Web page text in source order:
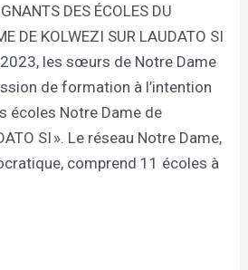
DES ÉCOLES DU
DE KOLWEZI SUR LAUDATO SI
les sœurs de Notre Dame
de formation à l’intention
écoles Notre Dame de
SI ». Le réseau Notre Dame,
comprend 11 écoles à